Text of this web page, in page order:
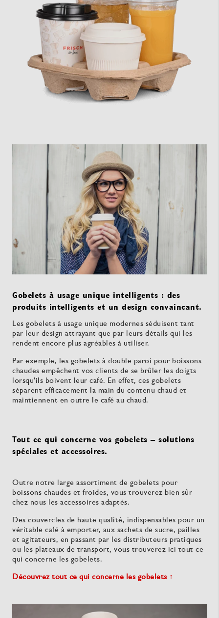
Gobelets à usage unique intelligents : des
produits intelligents et un design convaincant.
Les gobelets à usage unique modernes séduisent tant
par leur design attrayant que par leurs détails qui les
rendent encore plus agréables à utiliser.
Par exemple, les gobelets à double paroi pour boissons
chaudes empêchent vos clients de se brûler les doigts
lorsqu'ils boivent leur café. En effet, ces gobelets
séparent efficacement la main du contenu chaud et
maintiennent en outre le café au chaud.
Tout ce qui concerne vos gobelets – solutions
spéciales et accessoires.
Outre notre large assortiment de gobelets pour
boissons chaudes et froides, vous trouverez bien sûr
chez nous les accessoires adaptés.
Des couvercles de haute qualité, indispensables pour un
véritable café à emporter, aux sachets de sucre, pailles
et agitateurs, en passant par les distributeurs pratiques
ou les plateaux de transport, vous trouverez ici tout ce
qui concerne les gobelets.
Découvrez tout ce qui concerne les gobelets ↑